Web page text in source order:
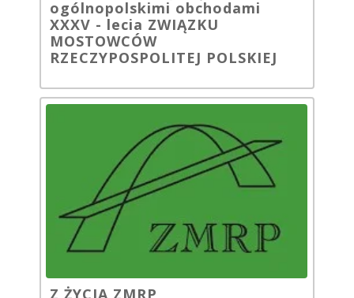
ogólnopolskimi obchodami
XXXV - lecia ZWIĄZKU
MOSTOWCÓW
RZECZYPOSPOLITEJ POLSKIEJ
Z ŻYCIA ZMRP